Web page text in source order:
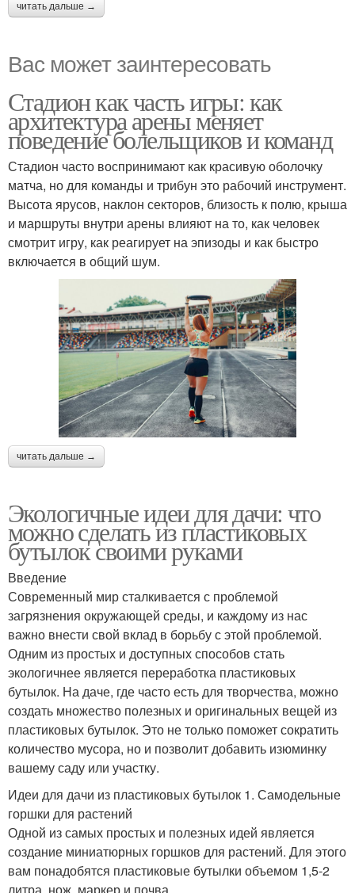
читать дальше →
Вас может заинтересовать
Стадион как часть игры: как
архитектура арены меняет
поведение болельщиков и команд
Стадион часто воспринимают как красивую оболочку
матча, но для команды и трибун это рабочий инструмент.
Высота ярусов, наклон секторов, близость к полю, крыша
и маршруты внутри арены влияют на то, как человек
смотрит игру, как реагирует на эпизоды и как быстро
включается в общий шум.
читать дальше →
Экологичные идеи для дачи: что
можно сделать из пластиковых
бутылок своими руками
Введение
Современный мир сталкивается с проблемой
загрязнения окружающей среды, и каждому из нас
важно внести свой вклад в борьбу с этой проблемой.
Одним из простых и доступных способов стать
экологичнее является переработка пластиковых
бутылок. На даче, где часто есть для творчества, можно
создать множество полезных и оригинальных вещей из
пластиковых бутылок. Это не только поможет сократить
количество мусора, но и позволит добавить изюминку
вашему саду или участку.
Идеи для дачи из пластиковых бутылок 1. Самодельные
горшки для растений
Одной из самых простых и полезных идей является
создание миниатюрных горшков для растений. Для этого
вам понадобятся пластиковые бутылки объемом 1,5-2